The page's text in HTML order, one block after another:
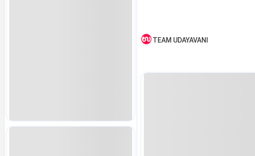
TEAM UDAYAVANI